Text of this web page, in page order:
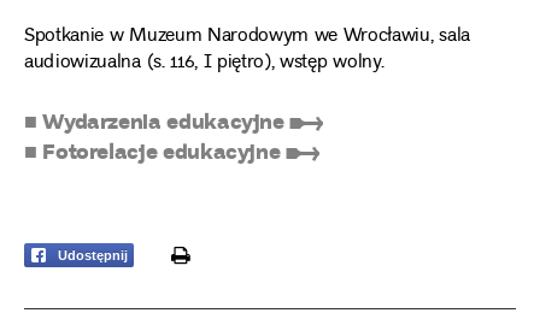
Spotkanie w Muzeum Narodowym we Wrocławiu, sala
audiowizualna (s. 116, I piętro), wstęp wolny.
■ Wydarzenia edukacyjne ➸
■ Fotorelacje edukacyjne ➸
Udostępnij print